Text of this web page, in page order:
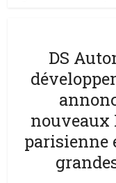
DS
nouveaux
parisienne